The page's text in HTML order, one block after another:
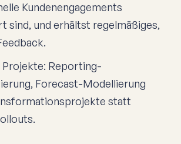
Kundenengagements
sind, und erhältst regelmäßiges,
Projekte: Reporting-
Forecast-Modellierung
statt